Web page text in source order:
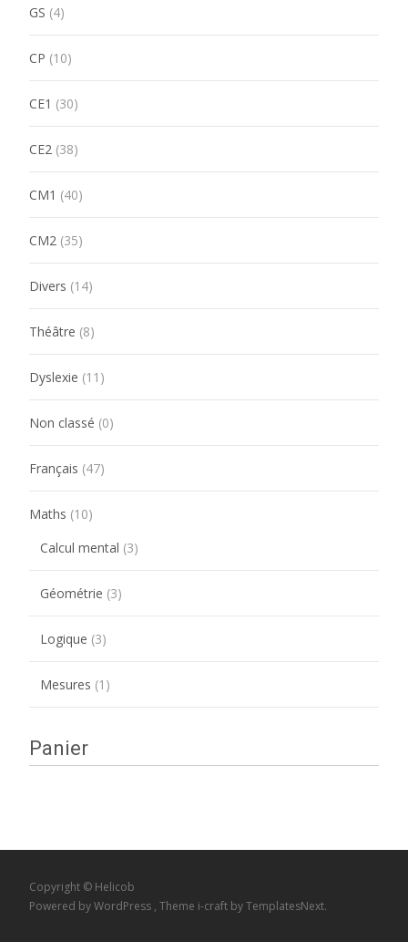
GS (4)
CP (10)
CE1 (30)
CE2 (38)
CM1 (40)
CM2 (35)
Divers (14)
Théâtre (8)
Dyslexie (11)
Non classé (0)
Français (47)
Maths (10)
Calcul mental (3)
Géométrie (3)
Logique (3)
Mesures (1)
Panier
Copyright © Helicob
Powered by WordPress , Theme i-craft by TemplatesNext.